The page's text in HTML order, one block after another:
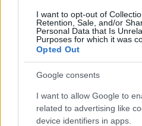
I want to opt-out of
Retention, Sale, and/or
Personal Data that Is
Purposes for which it was
Opted Out
Google consents
I want to allow Google to
related to advertising like
device identifiers in apps.
Öt gyereket neveltek fel
mutatja meg férjét Ungár